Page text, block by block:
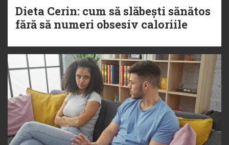
Dieta Cerin: cum să slăbești sănătos
fără să numeri obsesiv caloriile